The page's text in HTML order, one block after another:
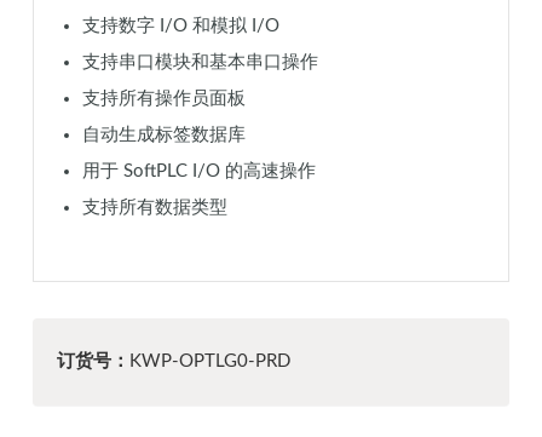
支持数字 I/O 和模拟 I/O
支持串口模块和基本串口操作
支持所有操作员面板
自动生成标签数据库
用于 SoftPLC I/O 的高速操作
支持所有数据类型
订货号： KWP-OPTLG0-PRD